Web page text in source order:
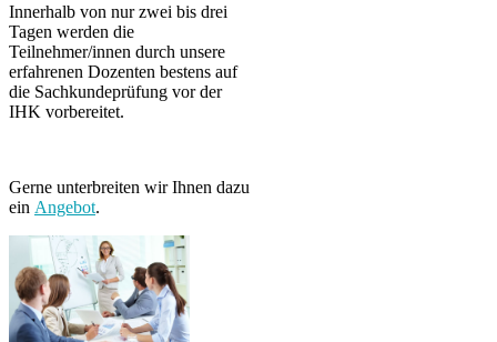
Innerhalb von nur zwei bis drei
Tagen werden die
Teilnehmer/innen durch unsere
erfahrenen Dozenten bestens auf
die Sachkundeprüfung vor der
IHK vorbereitet.
Gerne unterbreiten wir Ihnen dazu
ein Angebot.